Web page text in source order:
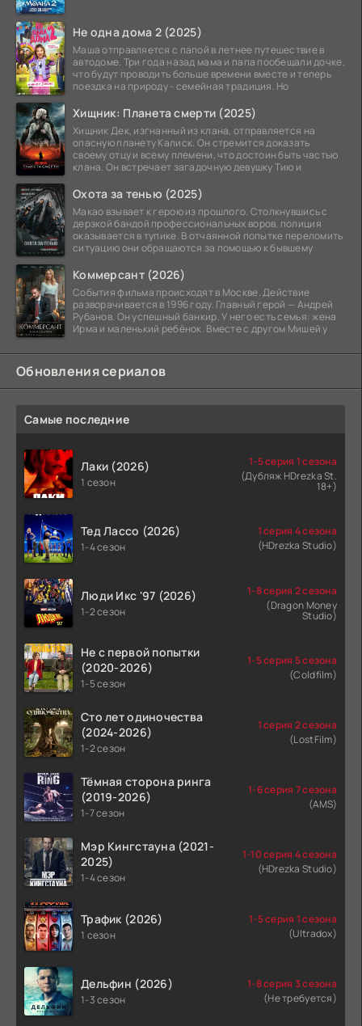
Не одна дома 2 (2025)
Маша отправляется с папой в летнее путешествие в
автодоме. Три года назад мама и папа пообещали дочке,
что будут проводить больше времени вместе и теперь
поездка на природу - семейная традиция. Но
Хищник: Планета смерти (2025)
Хищник Дек, изгнанный из клана, отправляется на
опасную планету Калиск. Он стремится доказать
своему отцу и всему племени, что достоин быть частью
клана. Он встречает загадочную девушку Тию и
Охота за тенью (2025)
Макао взывает к герою из прошлого. Столкнувшись с
дерзкой бандой профессиональных воров, полиция
оказывается в тупике. В отчаянной попытке переломить
ситуацию они обращаются за помощью к бывшему
Коммерсант (2026)
События фильма происходят в Москве. Действие
разворачивается в 1996 году. Главный герой — Андрей
Рубанов. Он успешный банкир. У него есть семья: жена
Ирма и маленький ребёнок. Вместе с другом Мишей у
Обновления сериалов
Самые последние
Лаки (2026)
1 сезон
1-5 серия 1 сезона
(Дубляж HDrezka St.
18+)
Тед Лассо (2026)
1-4 сезон
1 серия 4 сезона
(HDrezka Studio)
Люди Икс '97 (2026)
1-2 сезон
1-8 серия 2 сезона
(Dragon Money
Studio)
Не с первой попытки
(2020-2026)
1-5 сезон
1-5 серия 5 сезона
(Coldfilm)
Сто лет одиночества
(2024-2026)
1-2 сезон
1 серия 2 сезона
(LostFilm)
Тёмная сторона ринга
(2019-2026)
1-7 сезон
1-6 серия 7 сезона
(AMS)
Мэр Кингстауна (2021-
2025)
1-4 сезон
1-10 серия 4 сезона
(HDrezka Studio)
Трафик (2026)
1 сезон
1-5 серия 1 сезона
(Ultradox)
Дельфин (2026)
1-3 сезон
1-8 серия 3 сезона
(Не требуется)